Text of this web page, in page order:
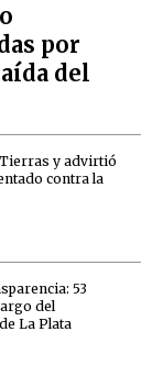
por
del
y advirtió
contra la
53
del
La Plata